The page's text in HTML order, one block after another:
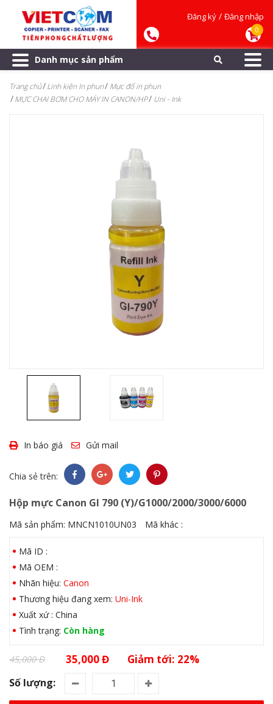
Đăng ký / Đăng nhập
0
Danh mục sản phẩm
Trang chủ Linh kiện In phun
Mực đổ in phun
MỰC CHAI BƠM CHO MÁY IN CANON/HP
Uni - Ink
In báo giá Gửi mail
Chia sẻ trên:
Hộp mực Canon GI 790 (Y)/G1000/2000/3000/6000
Mã sản phẩm: MNCN1010UN03 Mã khác :
Mã ID :
Mã OEM :
Nhãn hiệu: Canon
Thương hiệu đang xem: Uni-Ink
Xuất xứ : China
Tình trạng: Còn hàng
45,000 Đ 35,000 Đ Giảm tới: 22%
Số lượng: